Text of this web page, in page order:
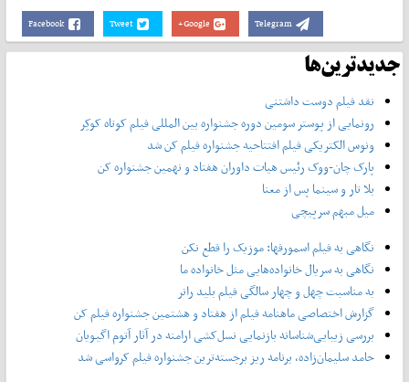
Facebook Tweet Google+ Telegram
جدیدترین‌ها
نقد فیلم دوست داشتنی
رونمایی از پوستر‌ سومین دوره جشنواره بین المللی فیلم کوتاه کوکِر
ونوس الکتریکی فیلم افتتاحیه جشنواره فیلم کن شد
پارک چان-ووک رئیس هیات داوران هفتاد و نهمین جشنواره کن
بلا تار و سینما پس از معنا
میل مبهم سرپیچی
نگاهی به فیلم اسمورفها: موزیک را قطع نکن
نگاهی به سریال خانواده‌هایی مثل خانواده ما
به مناسبت چهل و چهار سالگی فیلم بلید رانر
گزارش اختصاصی ماهنامه فیلم از هفتاد و هشتمین جشنواره فیلم کن
بررسی زیبایی‌شناسانه بازنمایی نسل‌کشی ارامنه در آثار آتوم اگیویان
حامد سلیمان‌زاده، برنامه ریز برجسته‌ترین جشنواره فیلم کرواسی شد